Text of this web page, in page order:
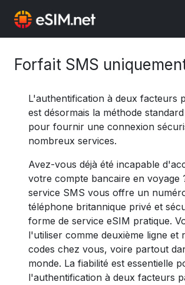
Forfait SMS
L'authentification à deux facteurs
est désormais la méthode
pour fournir une connexion
nombreux services.
Avez-vous déjà été incapable
votre compte bancaire en voyage
service SMS vous offre un
téléphone britannique privé et
forme de service eSIM pratique.
l'utiliser comme deuxième ligne et
codes chez vous, voire partout
monde. La fiabilité est essentielle
l'authentification à deux facteurs